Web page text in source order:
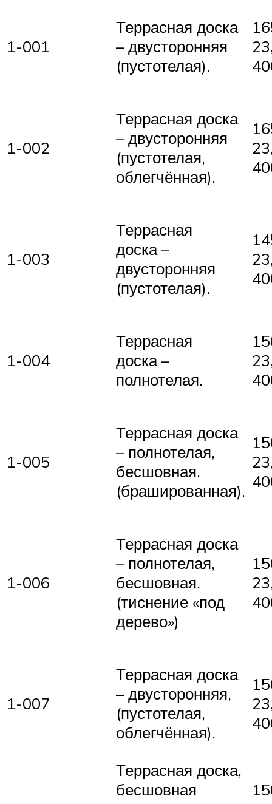
1-001
Террасная доска
– двусторонняя
(пустотелая).
1-002
Террасная доска
– двусторонняя
(пустотелая,
облегчённая).
1-003
Террасная
доска –
двусторонняя
(пустотелая).
1-004
Террасная
доска –
полнотелая.
1-005
Террасная доска
– полнотелая,
бесшовная.
(брашированная).
1-006
Террасная доска
– полнотелая,
бесшовная.
(тиснение «под
дерево»)
1-007
Террасная доска
– двусторонняя,
(пустотелая,
облегчённая).
Террасная доска,
бесшовная